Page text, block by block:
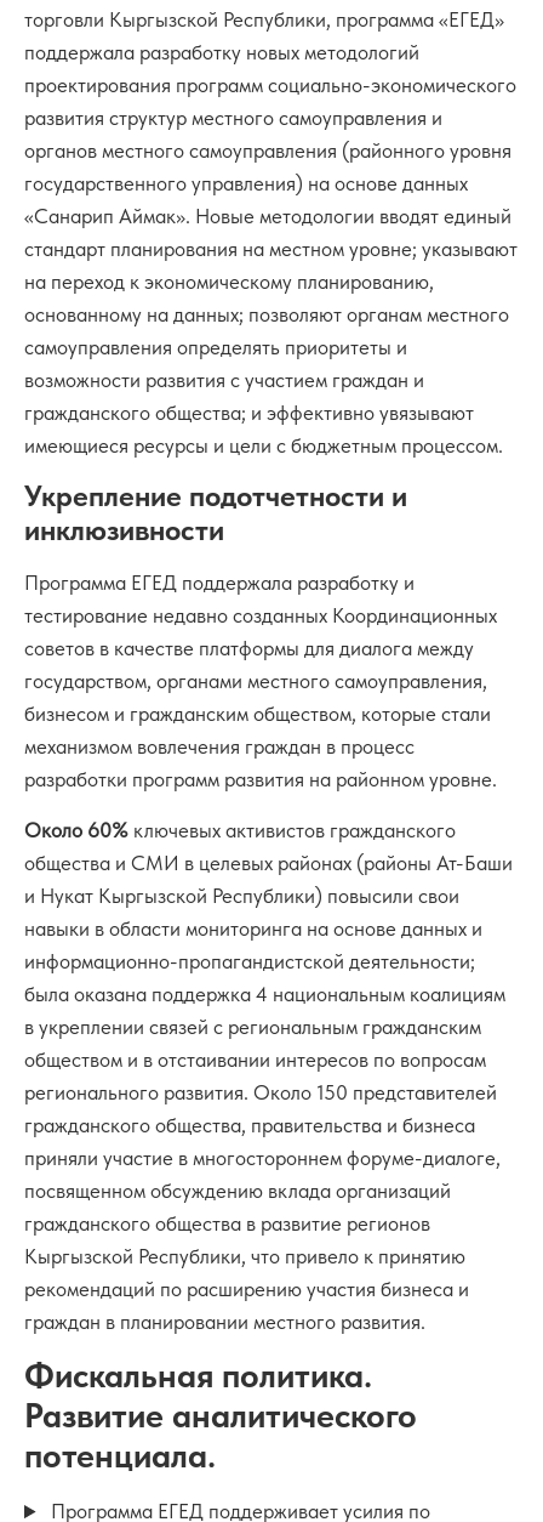
торговли Кыргызской Республики, программа «ЕГЕД»
поддержала разработку новых методологий
проектирования программ социально-экономического
развития структур местного самоуправления и
органов местного самоуправления (районного уровня
государственного управления) на основе данных
«Санарип Аймак». Новые методологии вводят единый
стандарт планирования на местном уровне; указывают
на переход к экономическому планированию,
основанному на данных; позволяют органам местного
самоуправления определять приоритеты и
возможности развития с участием граждан и
гражданского общества; и эффективно увязывают
имеющиеся ресурсы и цели с бюджетным процессом.
Укрепление подотчетности и
инклюзивности
Программа ЕГЕД поддержала разработку и
тестирование недавно созданных Координационных
советов в качестве платформы для диалога между
государством, органами местного самоуправления,
бизнесом и гражданским обществом, которые стали
механизмом вовлечения граждан в процесс
разработки программ развития на районном уровне.
Около 60% ключевых активистов гражданского
общества и СМИ в целевых районах (районы Ат-Баши
и Нукат Кыргызской Республики) повысили свои
навыки в области мониторинга на основе данных и
информационно-пропагандистской деятельности;
была оказана поддержка 4 национальным коалициям
в укреплении связей с региональным гражданским
обществом и в отстаивании интересов по вопросам
регионального развития. Около 150 представителей
гражданского общества, правительства и бизнеса
приняли участие в многостороннем форуме-диалоге,
посвященном обсуждению вклада организаций
гражданского общества в развитие регионов
Кыргызской Республики, что привело к принятию
рекомендаций по расширению участия бизнеса и
граждан в планировании местного развития.
Фискальная политика.
Развитие аналитического
потенциала.
Программа ЕГЕД поддерживает усилия по